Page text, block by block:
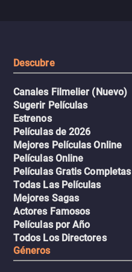
Descubre
Canales Filmelier (Nuevo)
Sugerir Películas
Estrenos
Películas de 2026
Mejores Películas Online
Películas Online
Películas Gratis Completas
Todas Las Películas
Mejores Sagas
Actores Famosos
Películas por Año
Todos Los Directores
Géneros